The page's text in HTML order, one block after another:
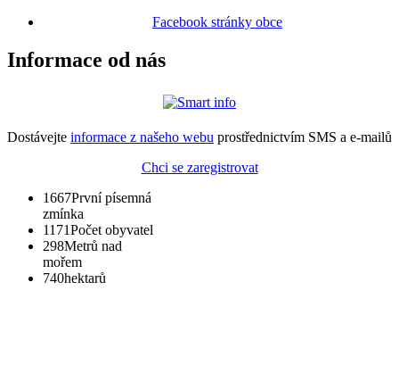
Facebook stránky obce
Informace od nás
Dostávejte informace z našeho webu prostřednictvím SMS a e-mailů
Chci se zaregistrovat
1667První písemná
zmínka
1171Počet obyvatel
298Metrů nad
mořem
740hektarů